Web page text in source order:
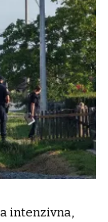
intenzivna,